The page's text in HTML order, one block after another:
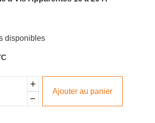
disponibles
Ajouter au panier